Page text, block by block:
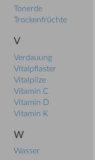
Tonerde
Trockenfrüchte
V
Verdauung
Vitalpflaster
Vitalpilze
Vitamin C
Vitamin D
Vitamin K
W
Wasser